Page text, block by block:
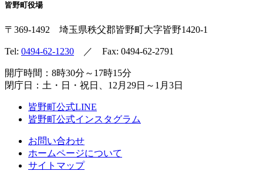
皆野町役場
〒369-1492 埼玉県秩父郡皆野町大字皆野1420-1
Tel: 0494-62-1230 ／ Fax: 0494-62-2791
開庁時間：8時30分～17時15分
閉庁日：土・日・祝日、12月29日～1月3日
皆野町公式LINE
皆野町公式インスタグラム
お問い合わせ
ホームページについて
サイトマップ